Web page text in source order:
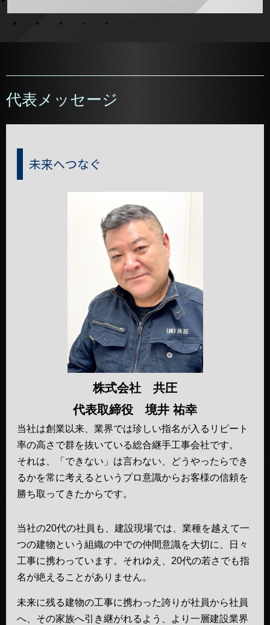
代表メッセージ
未来へつなぐ
当社は創業以来、業界では珍しい指名が入るリピート
率の高さで群を抜いている総合継手工事会社です。
それは、「できない」は言わない、どうやったらでき
るかを常に考えるというプロ意識からお客様の信頼を
勝ち取ってきたからです。
当社の20代の社員も、建設現場では、業種を越えて一
つの建物という組織の中での仲間意識を大切に、日々
工事に携わっています。それゆえ、20代の若さでも指
名が絶えることがありません。
未来に残る建物の工事に携わった誇りが社員から社員
へ、その家族へ引き継がれるよう、より一層建設業界
株式会社 共圧
代表取締役 境井 祐幸